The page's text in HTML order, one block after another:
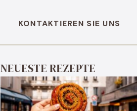
KONTAKTIEREN SIE UNS
NEUESTE REZEPTE